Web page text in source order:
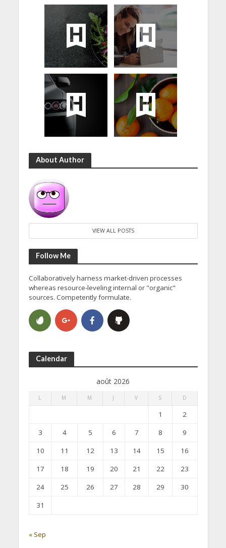
About Author
VIEW ALL POSTS
Follow Me
Collaboratively harness market-driven processes
whereas resource-leveling internal or "organic"
sources. Competently formulate.
Calendar
août 2026
L M M J V S D
1
2
3
4 5 6 7 8
9
10
11 12 13 14 15
16
17
18 19 20 21 22
23
24
25 26 27 28 29
30
31
« Sep